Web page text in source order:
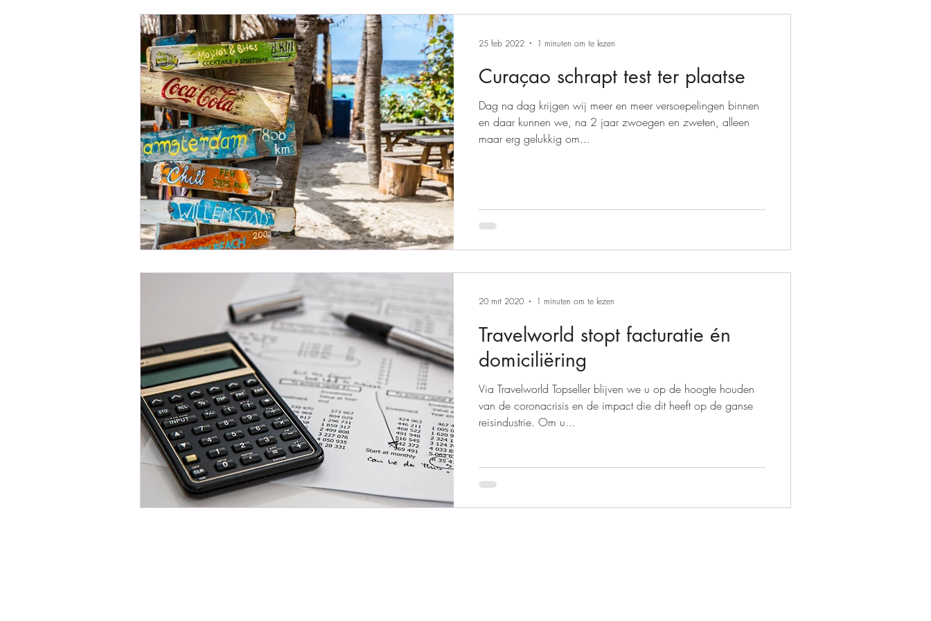
Curaçao schrapt test ter plaatse
Dag na dag krijgen wij meer en meer versoepelingen binnen
en daar kunnen we, na 2 jaar zwoegen en zweten, alleen
maar erg gelukkig om...
25 feb 2022 1 minuten om te lezen
Travelworld stopt facturatie én
domiciliëring
Via Travelworld Topseller blijven we u op de hoogte houden
van de coronacrisis en de impact die dit heeft op de ganse
reisindustrie. Om u...
20 mrt 2020 1 minuten om te lezen